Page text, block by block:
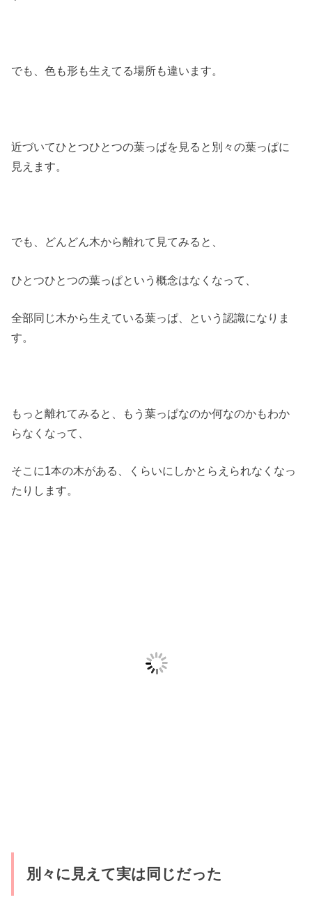
でも、色も形も生えてる場所も違います。
近づいてひとつひとつの葉っぱを見ると別々の葉っぱに
見えます。
でも、どんどん木から離れて見てみると、
ひとつひとつの葉っぱという概念はなくなって、
全部同じ木から生えている葉っぱ、という認識になりま
す。
もっと離れてみると、もう葉っぱなのか何なのかもわか
らなくなって、
そこに1本の木がある、くらいにしかとらえられなくなっ
たりします。
別々に見えて実は同じだった